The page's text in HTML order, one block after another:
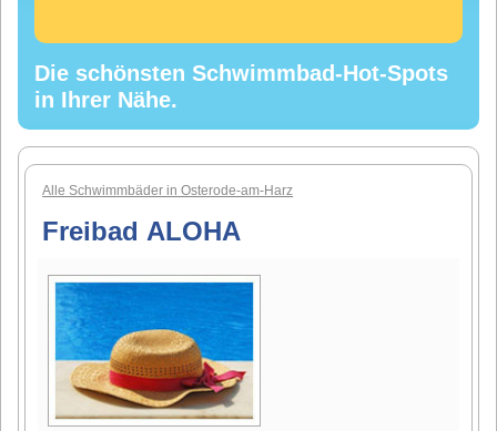
Die schönsten Schwimmbad-Hot-Spots
in Ihrer Nähe.
Alle Schwimmbäder in Osterode-am-Harz
Freibad ALOHA